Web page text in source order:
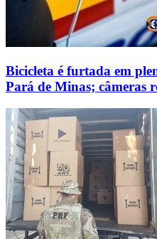
Bicicleta é furtada em
Pará de Minas; câmeras